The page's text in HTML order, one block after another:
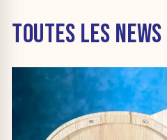
TOUTES LES NEWS